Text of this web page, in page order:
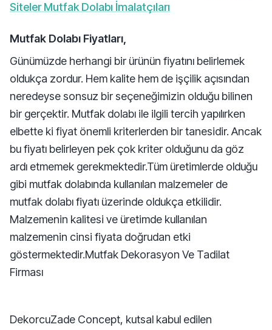
Siteler Mutfak Dolabı İmalatçıları
Mutfak Dolabı Fiyatları,
Günümüzde herhangi bir ürünün fiyatını belirlemek
oldukça zordur. Hem kalite hem de işçilik açısından
neredeyse sonsuz bir seçeneğimizin olduğu bilinen
bir gerçektir. Mutfak dolabı ile ilgili tercih yapılırken
elbette ki fiyat önemli kriterlerden bir tanesidir. Ancak
bu fiyatı belirleyen pek çok kriter olduğunu da göz
ardı etmemek gerekmektedir.Tüm üretimlerde olduğu
gibi mutfak dolabında kullanılan malzemeler de
mutfak dolabı fiyatı üzerinde oldukça etkilidir.
Malzemenin kalitesi ve üretimde kullanılan
malzemenin cinsi fiyata doğrudan etki
göstermektedir.Mutfak Dekorasyon Ve Tadilat
Firması
DekorcuZade Concept, kutsal kabul edilen